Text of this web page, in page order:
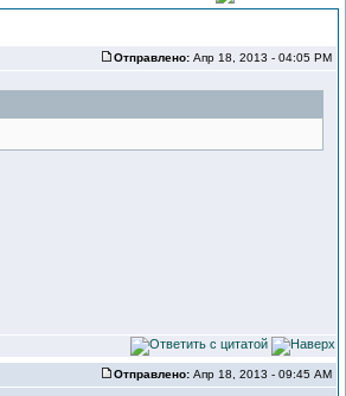
Отправлено: Апр 18, 2013 - 04:05 PM
Отправлено: Апр 18, 2013 - 09:45 AM